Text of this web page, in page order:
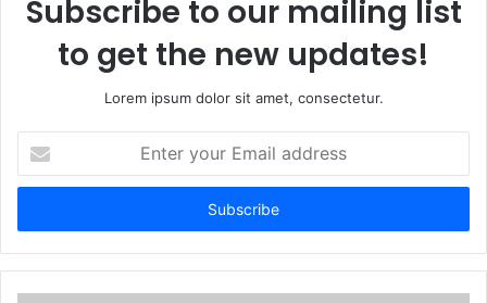
Subscribe to our mailing list
to get the new updates!
Lorem ipsum dolor sit amet, consectetur.
your
Email